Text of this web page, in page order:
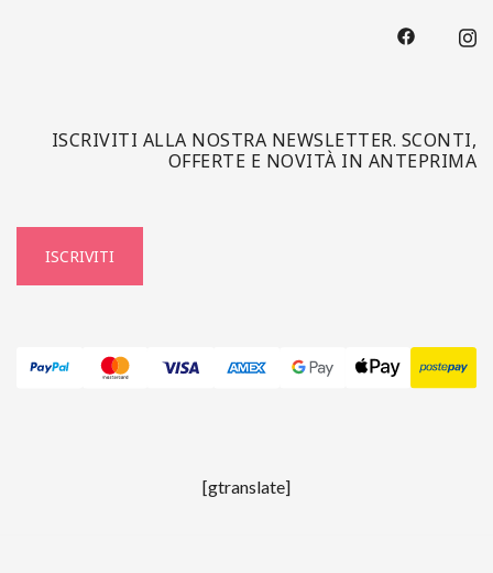
ISCRIVITI ALLA NOSTRA NEWSLETTER. SCONTI,
OFFERTE E NOVITÀ IN ANTEPRIMA
ISCRIVITI
[gtranslate]